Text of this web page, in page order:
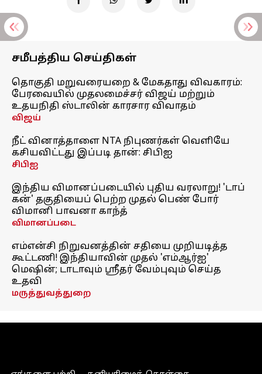
சமீபத்திய செய்திகள்
தொகுதி மறுவரையறை & மேகதாது விவகாரம்:
பேரவையில் முதலமைச்சர் விஜய் மற்றும்
உதயநிதி ஸ்டாலின் காரசார விவாதம்
விஜய்
நீட் வினாத்தாளை NTA நிபுணர்கள் வெளியே
கசியவிட்டது இப்படி தான்: சிபிஐ
சிபிஐ
இந்திய விமானப்படையில் புதிய வரலாறு! 'டாப்
கன்' தகுதியைப் பெற்ற முதல் பெண் போர்
விமானி பாவனா காந்த்
விமானப்படை
எம்என்சி நிறுவனத்தின் சதியை முறியடித்த
கூட்டணி! இந்தியாவின் முதல் 'எம்ஆர்ஐ'
மெஷின்; டாடாவும் ஸ்ரீதர் வேம்புவும் செய்த
உதவி
மருத்துவத்துறை